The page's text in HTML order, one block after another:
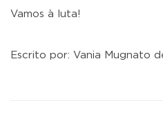
Vamos à luta!
Escrito por: Vania Mugnato